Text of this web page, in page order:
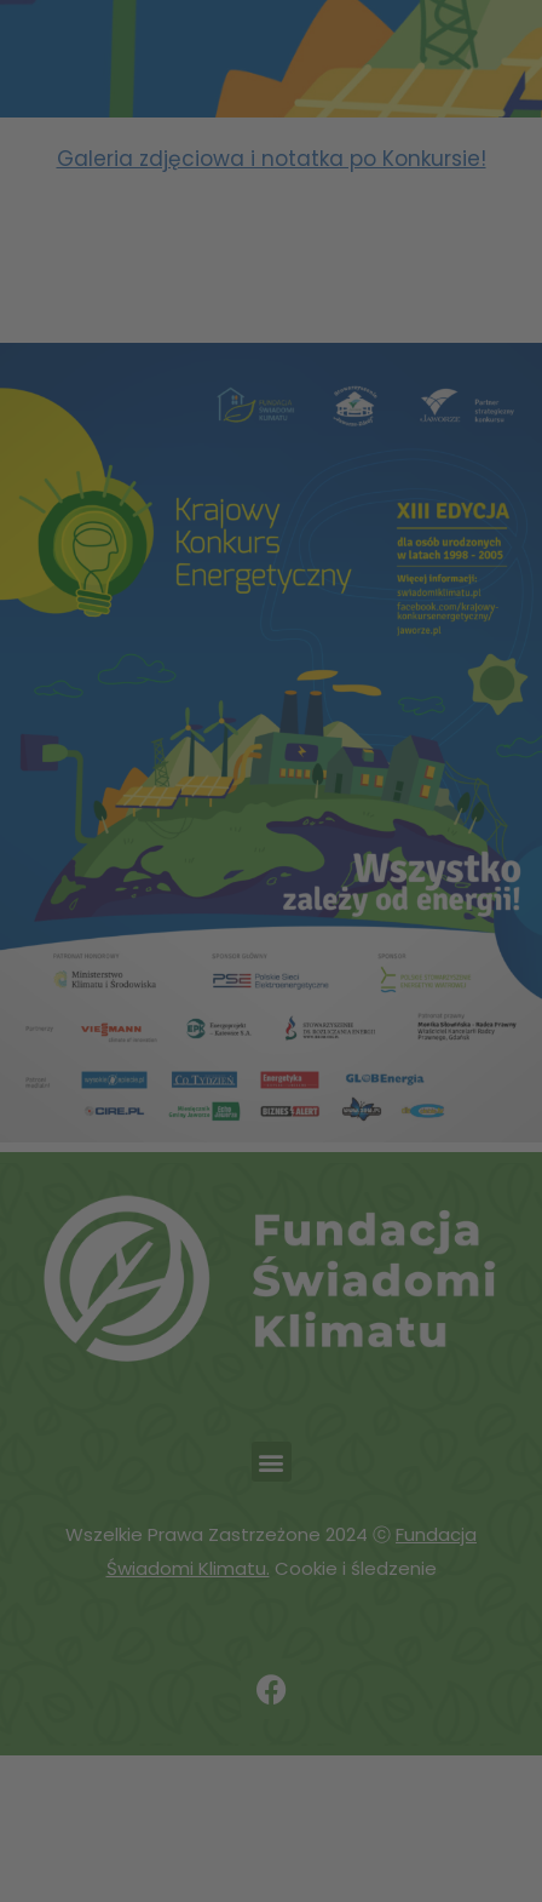
Galeria zdjęciowa i notatka po Konkursie!
Wszelkie Prawa Zastrzeżone 2024 ⓒ Fundacja
Świadomi Klimatu. Cookie i śledzenie